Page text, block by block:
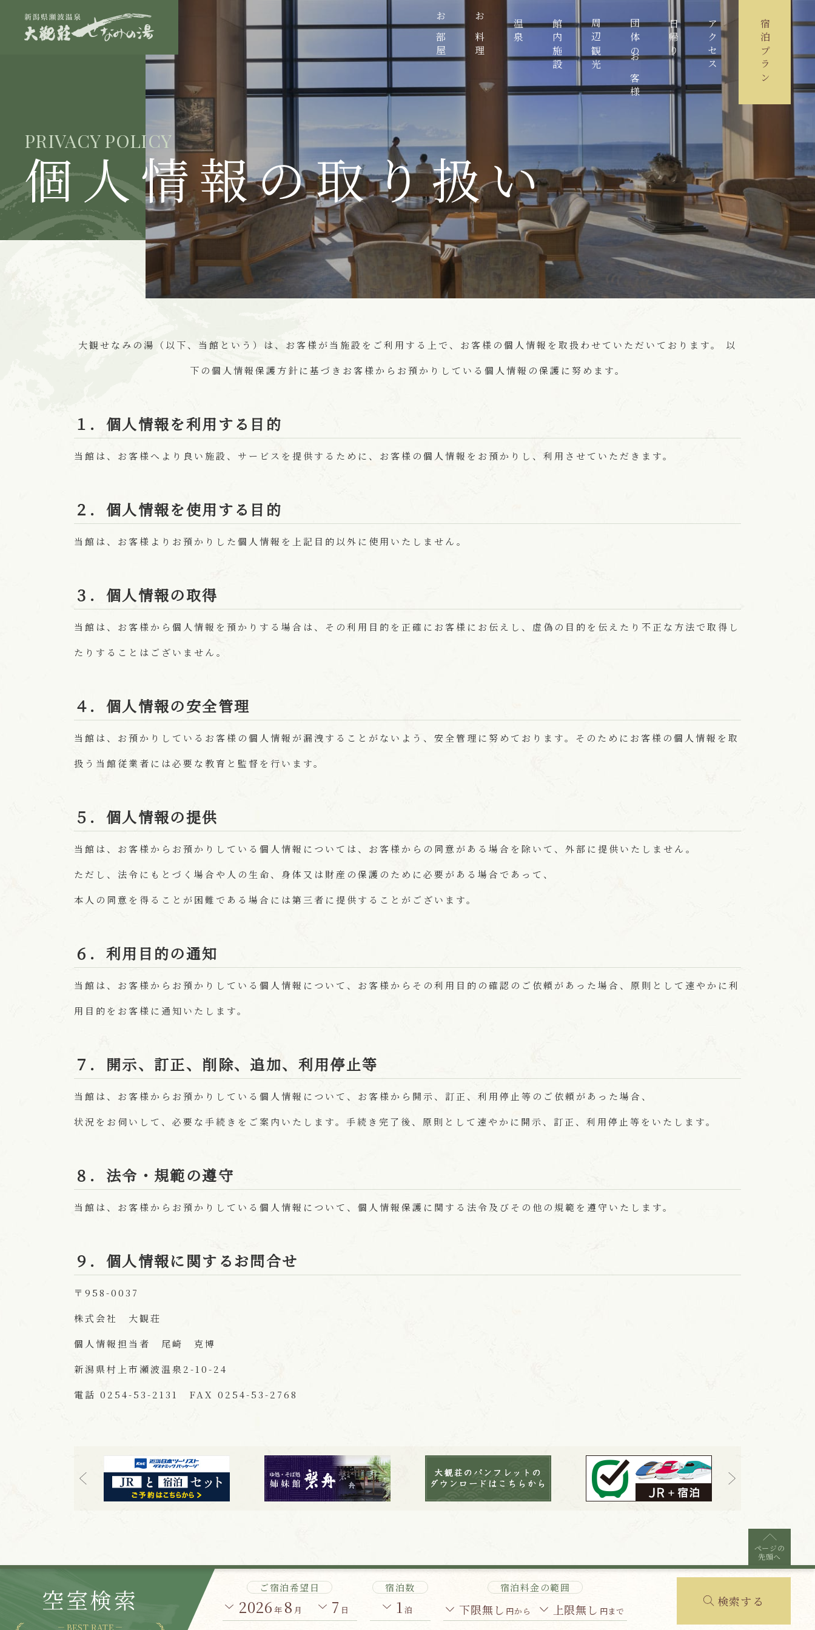
お部屋 お料理 温泉 館内施設 周辺観光 団体のお客様 日帰り アクセス 宿泊プラン
PRIVACY POLICY
個人情報の取り扱い
大観せなみの湯（以下、当館という）は、お客様が当施設をご利用する上で、お客様の個人情報を取扱わせていただいております。 以
下の個人情報保護方針に基づきお客様からお預かりしている個人情報の保護に努めます。
１．個人情報を利用する目的
当館は、お客様へより良い施設、サービスを提供するために、お客様の個人情報をお預かりし、利用させていただきます。
２．個人情報を使用する目的
当館は、お客様よりお預かりした個人情報を上記目的以外に使用いたしません。
３．個人情報の取得
当館は、お客様から個人情報を預かりする場合は、その利用目的を正確にお客様にお伝えし、虚偽の目的を伝えたり不正な方法で取得し
たりすることはございません。
４．個人情報の安全管理
当館は、お預かりしているお客様の個人情報が漏洩することがないよう、安全管理に努めております。そのためにお客様の個人情報を取
扱う当館従業者には必要な教育と監督を行います。
５．個人情報の提供
当館は、お客様からお預かりしている個人情報については、お客様からの同意がある場合を除いて、外部に提供いたしません。
ただし、法令にもとづく場合や人の生命、身体又は財産の保護のために必要がある場合であって、
本人の同意を得ることが困難である場合には第三者に提供することがございます。
６．利用目的の通知
当館は、お客様からお預かりしている個人情報について、お客様からその利用目的の確認のご依頼があった場合、原則として速やかに利
用目的をお客様に通知いたします。
７．開示、訂正、削除、追加、利用停止等
当館は、お客様からお預かりしている個人情報について、お客様から開示、訂正、利用停止等のご依頼があった場合、
状況をお伺いして、必要な手続きをご案内いたします。手続き完了後、原則として速やかに開示、訂正、利用停止等をいたします。
８．法令・規範の遵守
当館は、お客様からお預かりしている個人情報について、個人情報保護に関する法令及びその他の規範を遵守いたします。
９．個人情報に関するお問合せ
〒958-0037
株式会社 大観荘
個人情報担当者 尾崎 克博
新潟県村上市瀬波温泉2-10-24
電話 0254-53-2131 FAX 0254-53-2768
ページの
先頭へ
空室検索
BEST RATE
ご宿泊希望日
2026 年 8 月 7 日
宿泊数
1泊
宿泊料金の範囲
下限無し 円から 上限無し 円まで
検索する